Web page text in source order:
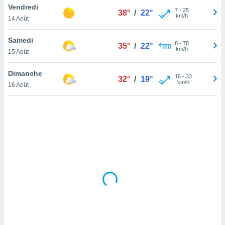
en
de
Vendredi
14 Août
38° / 22° 7- 25
km/h
Samedi
15 Août
35° / 22° 8- 78
km/h
Dimanche
16 Août
32° / 19° 16- 33
km/h